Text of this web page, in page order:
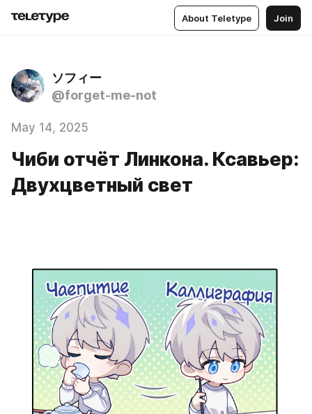
About Teletype Join
ソフィー
@forget-me-not
May 14, 2025
Чиби отчёт Линкона. Ксавьер:
Двухцветный свет